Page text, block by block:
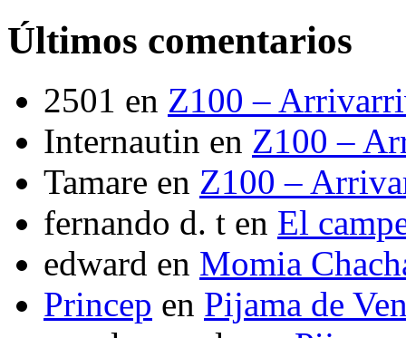
Últimos comentarios
2501 en Z100 –
Internautin en Z100 –
Tamare en Z100 –
fernando d. t en El
edward en Momia
Princep en Pijama de